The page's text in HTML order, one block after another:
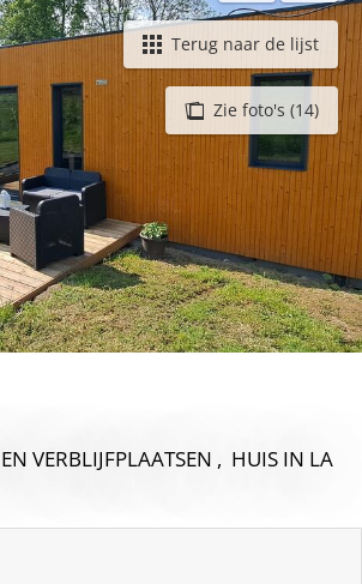
Zie foto's (14)
Terug naar de lijst
VERBLIJFPLAATSEN , HUIS IN LA